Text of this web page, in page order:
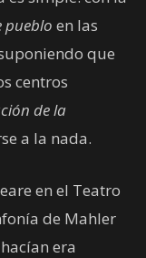
pueblo en las
que
centros
de la
a la nada.
en el Teatro
de Mahler
era